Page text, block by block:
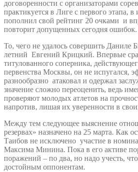
договоренности с организаторами
практикуется в Лиге с первого этапа, в
пополнил свой рейтинг 20 очками и
повторит допущенных сегодня
То, чего не удалось совершить Даниле
летний Евгений Крицкий. Впервые
титулованного соперника,
первенства Москвы, он не испугался,
разнообразно атаковал и одержал
значение сложно переоценить, ведь
проверяют молодых атлетов на
напротив, лишая их уверенности в
Между тем следующее выяснение
резервах» назначено на 25 марта. Как
Таибов не исключено участие в
Максима Минина. Пока в его активе
поражений – по два, но надо учесть,
достойным оппонентам.